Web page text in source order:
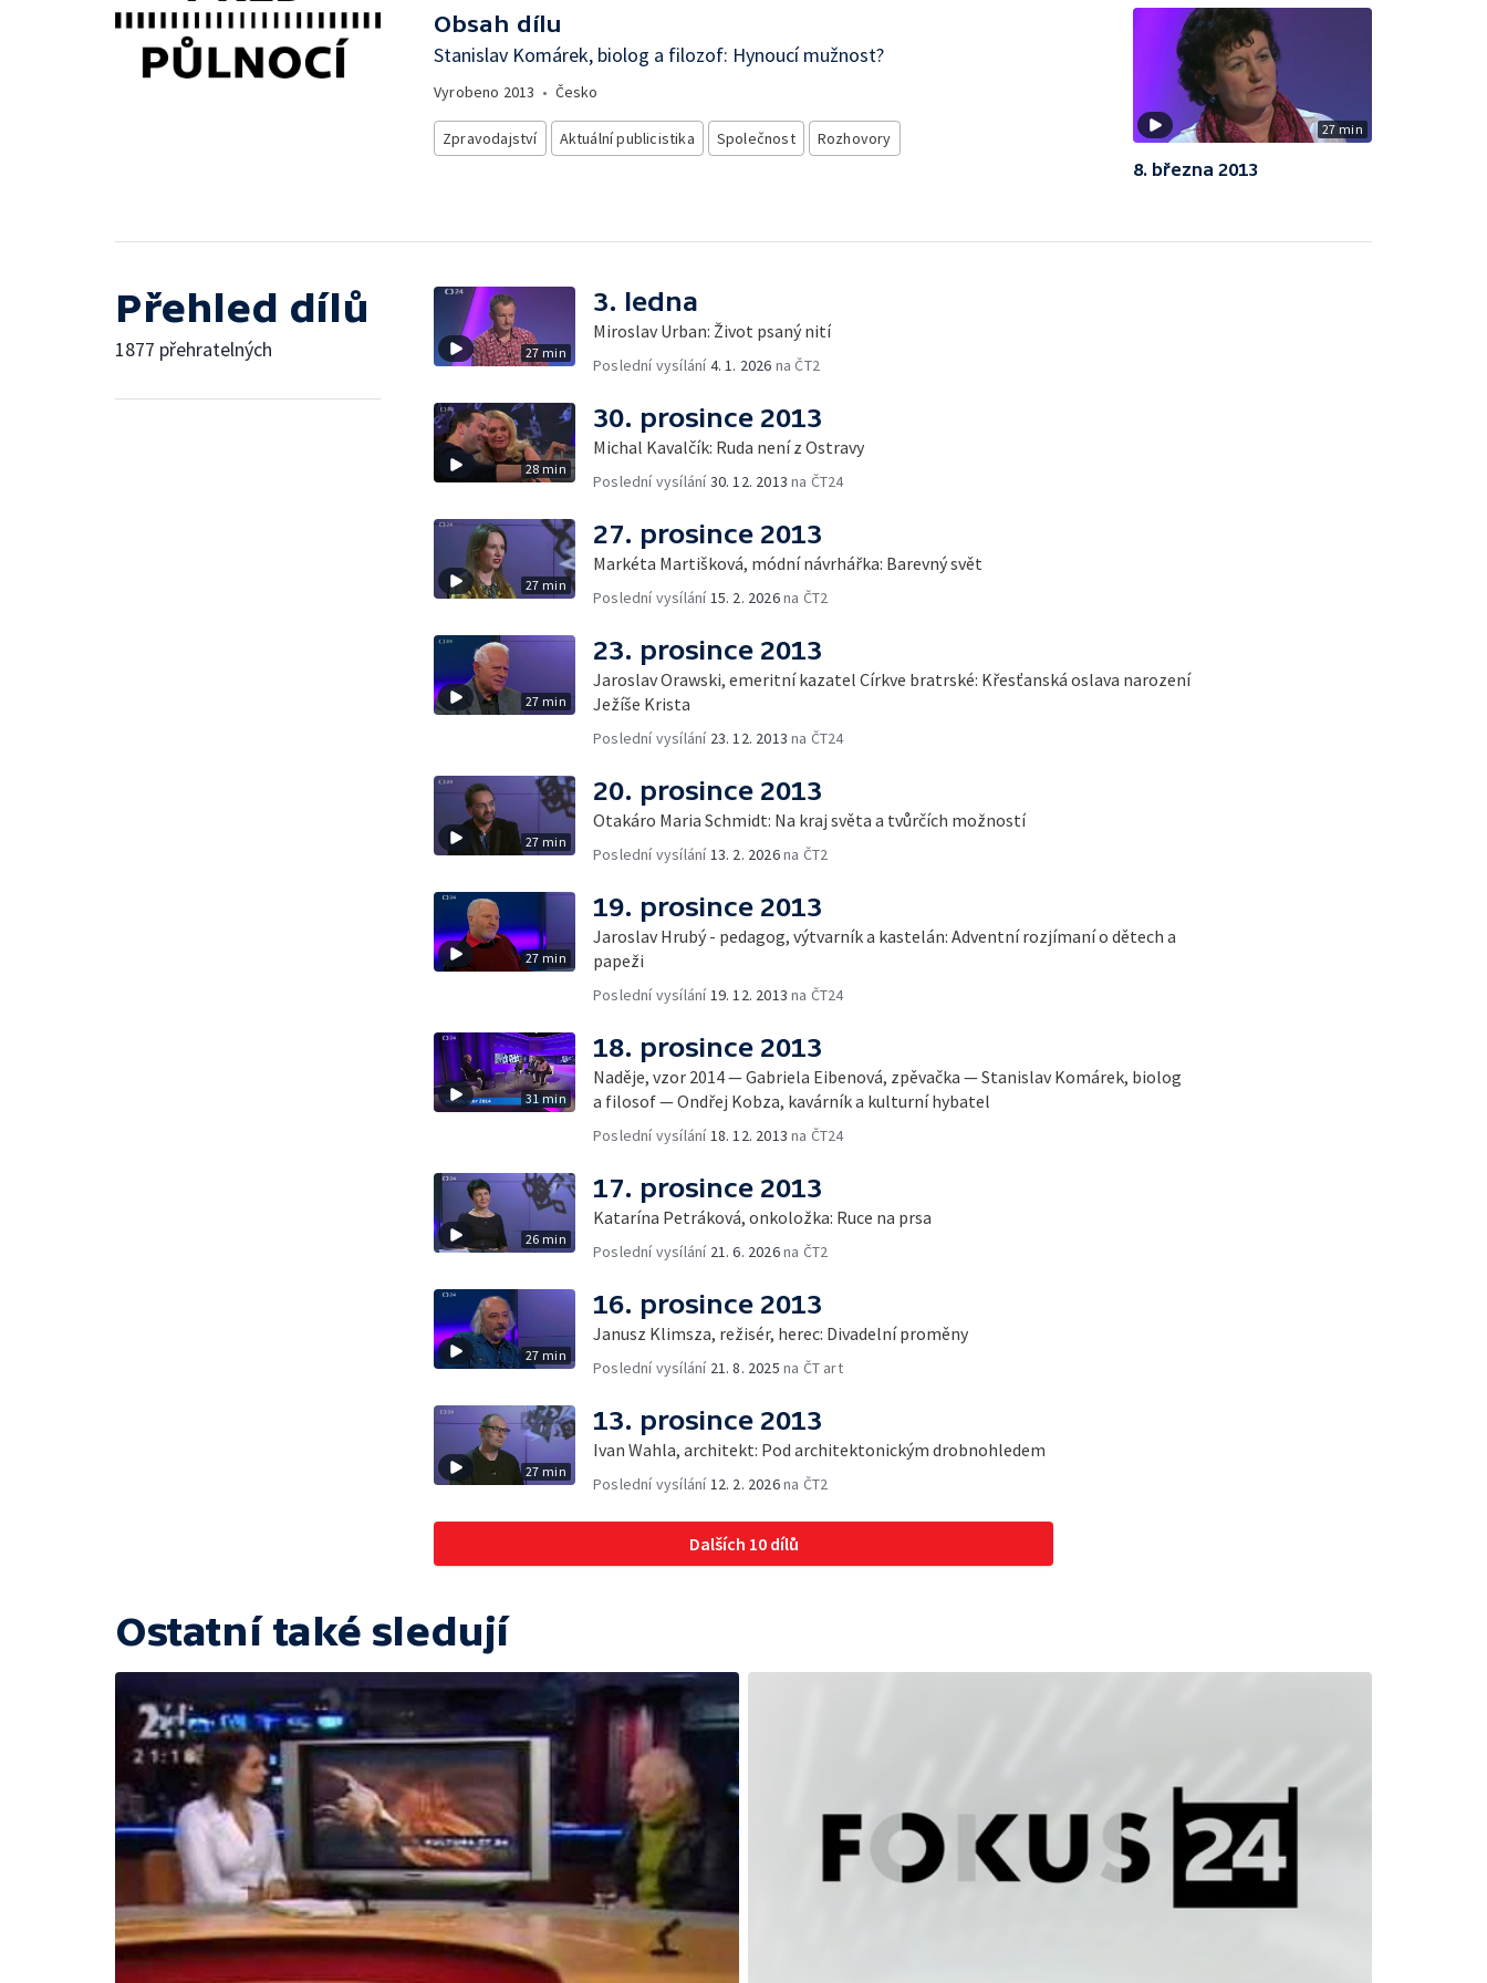
Obsah dílu
Stanislav Komárek, biolog a filozof: Hynoucí mužnost?
Vyrobeno 2013 • Česko
Zpravodajství Aktuální publicistika Společnost Rozhovory 27 min
8. března 2013
Přehled dílů
1877 přehratelných 27 min
3. ledna
Miroslav Urban: Život psaný nití
Poslední vysílání4. 1. 2026 na ČT2
28 min
30. prosince 2013
Michal Kavalčík: Ruda není z Ostravy
Poslední vysílání30. 12. 2013 na ČT24
27 min
27. prosince 2013
Markéta Martišková, módní návrhářka: Barevný svět
Poslední vysílání 15. 2. 2026na ČT2
27 min
23. prosince 2013
Jaroslav Orawski, emeritní kazatel Církve bratrské: Křesťanská oslava narození
Ježíše Krista
Poslední vysílání 23. 12. 2013 na ČT24
27 min
20. prosince 2013
Otakáro Maria Schmidt: Na kraj světa a tvůrčích možností
Poslední vysílání 13. 2. 2026na ČT2
27 min
19. prosince 2013
Jaroslav Hrubý - pedagog, výtvarník a kastelán: Adventní rozjímaní o dětech a
papeži
Poslední vysílání 19. 12. 2013 na ČT24
31 min
18. prosince 2013
Naděje, vzor 2014 — Gabriela Eibenová, zpěvačka — Stanislav Komárek, biolog
a filosof — Ondřej Kobza, kavárník a kulturní hybatel
Poslední vysílání 18. 12. 2013 na ČT24
26 min
17. prosince 2013
Katarína Petráková, onkoložka: Ruce na prsa
Poslední vysílání 21. 6. 2026na ČT2
27 min
16. prosince 2013
Janusz Klimsza, režisér, herec: Divadelní proměny
Poslední vysílání 21. 8. 2025 na ČT art
27 min
13. prosince 2013
Ivan Wahla, architekt: Pod architektonickým drobnohledem
Poslední vysílání 12. 2. 2026na ČT2
Dalších 10 dílů
Ostatní také sledují